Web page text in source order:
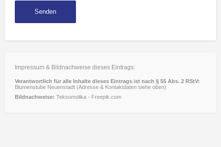
Impressum & Bildnachweise dieses Eintrags:
Verantwortlich für alle Inhalte dieses Eintrags ist nach § 55 Abs. 2 RStV:
Blumenstube Neuenstadt (Adresse & Kontaktdaten siehe oben)
Bildnachweise: Teksomolika - Freepik.com